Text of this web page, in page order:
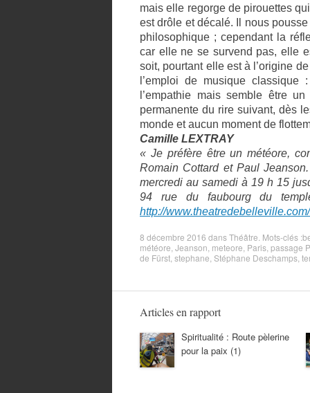
mais elle regorge de pirouettes
est drôle et décalé. Il nous
philosophique ; cependant la
car elle ne se survend pas, elle
soit, pourtant elle est à l’origine
l’emploi de musique
l’empathie mais semble être
permanente du rire suivant, dès
monde et aucun moment de
Camille LEXTRAY
« Je préfère être un météore,
Romain Cottard et Paul
mercredi au samedi à 19 h 15
94 rue du faubourg du
http://
8 décembre 2016 dansThéâtre . Mots-clés :
météore Jeanson meteore Paris passage
de Fürst stephane Stéphane Deschamps
Articles en rapport
Spiritualité : Route pèlerine
pour la paix (1)